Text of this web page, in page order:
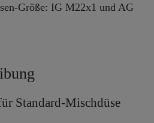
Standard-Mischdüse
Größe: IG M22x1 und AG